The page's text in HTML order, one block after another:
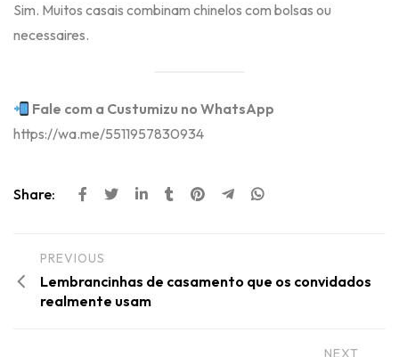
Sim. Muitos casais combinam chinelos com bolsas ou
necessaires.
Fale com a Custumizu no WhatsApp
https://wa.me/5511957830934
Share:
PREVIOUS
Lembrancinhas de casamento que os convidados
realmente usam
NEXT